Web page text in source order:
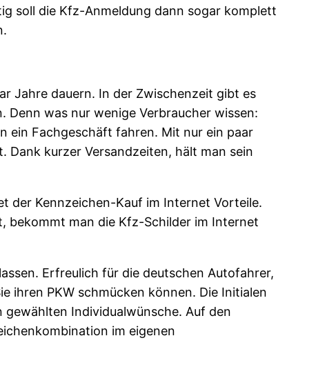
soll die Kfz-Anmeldung dann sogar komplett
Jahre dauern. In der Zwischenzeit gibt es
Denn was nur wenige Verbraucher wissen:
ein Fachgeschäft fahren. Mit nur ein paar
Dank kurzer Versandzeiten, hält man sein
der Kennzeichen-Kauf im Internet Vorteile.
bekommt man die Kfz-Schilder im Internet
Erfreulich für die deutschen Autofahrer,
ihren PKW schmücken können. Die Initialen
Individualwünsche. Auf den
im eigenen